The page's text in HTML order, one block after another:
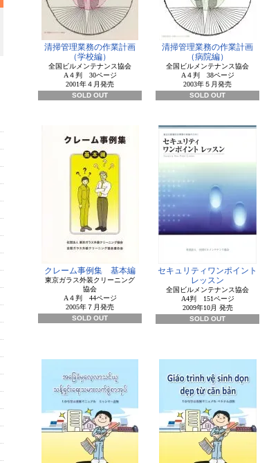
清掃管理業務の作業計画
（学校編）
全国ビルメンテナンス協会
A４判 30ページ
2001年４月発売
SOLD OUT
清掃管理業務の作業計画
（病院編）
全国ビルメンテナンス協会
A４判 38ページ
2003年５月発売
SOLD OUT
クレーム事例集 基本編
東京ガラス外装クリーニング
協会
A４判 44ページ
2005年７月発売
SOLD OUT
セキュリティワンポイント
レッスン
全国ビルメンテナンス協会
A4判 151ページ
2009年10月 発売
SOLD OUT